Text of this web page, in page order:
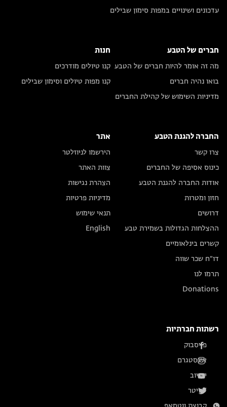
עדכונים ושינויים במפות סימון שבילים
חברים של הטבע
מה זה אומר להיות חברים של הטבע
בואו נהיה חברים
מדיניות השימוש של קהילת החברים
חנות
קנו טיולים מודרכים
קנו מפות טיולים וסימון שבילים
החברה להגנת הטבע
צרו קשר
כינוס אסיפה של החברים
אודות החברה להגנת הטבע
חזון ומטרות
דרושים
ההצלחות הגדולות בשמירת טבע
קשרים בינלאומיים
דו״ח שכר שווה
תרמו לנו
Donations
אתר
הירשמו לניוזלטר
צוות האתר
הצהרת נגישות
מדיניות פרטיות
תנאי שימוש
English
רשתות חברתיות
פייסבוק
אינסטגרם
יוטיוב
טוויטר